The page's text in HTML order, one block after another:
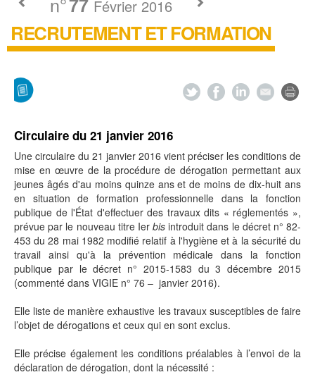
77 Février 2016
RECRUTEMENT ET FORMATION
Circulaire du 21 janvier 2016
Une circulaire du 21 janvier 2016 vient préciser les conditions de
mise en œuvre de la procédure de dérogation permettant aux
jeunes âgés d'au moins quinze ans et de moins de dix-huit ans
en situation de formation professionnelle dans la fonction
publique de l'État d'effectuer des travaux dits « réglementés »,
prévue par le nouveau titre Ierbisintroduit dans le décret n° 82-
453 du 28 mai 1982 modifié relatif à l'hygiène et à la sécurité du
travail ainsi qu'à la prévention médicale dans la fonction
publique par le décret n° 2015-1583 du 3 décembre 2015
(commenté dans VIGIE n° 76 – janvier 2016).
Elle liste de manière exhaustive les travaux susceptibles de faire
l’objet de dérogations et ceux qui en sont exclus.
Elle précise également les conditions préalables à l’envoi de la
déclaration de dérogation, dont la nécessité :